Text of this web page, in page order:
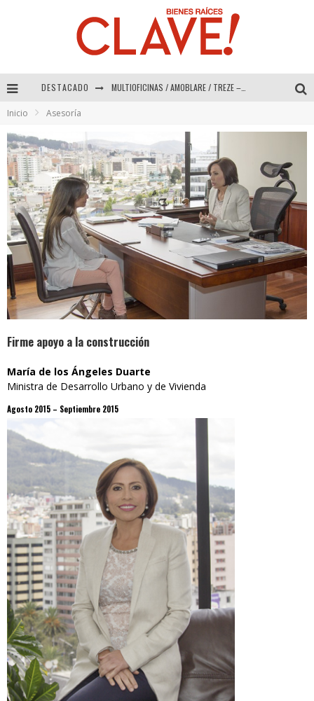
DESTACADO MULTIOFICINAS / AMOBLARE / TREZE – Especial Interiorismo & Decoración 2026
Inicio Asesoría
Firme apoyo a la construcción
María de los Ángeles Duarte
Ministra de Desarrollo Urbano y de Vivienda
Agosto 2015 – Septiembre 2015